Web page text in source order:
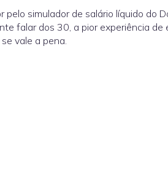
simulador de salário líquido do
falar dos 30, a pior experiência
vale a pena.